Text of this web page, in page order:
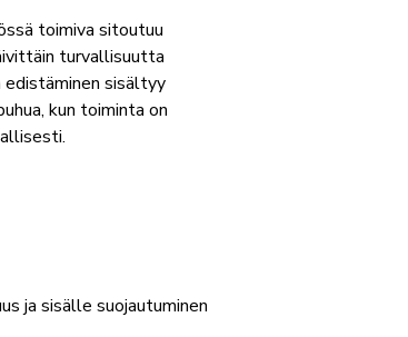
toimiva sitoutuu
turvallisuutta
sisältyy
kun toiminta on
ja sisälle suojautuminen